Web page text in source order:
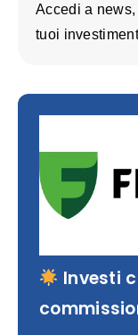
Accedi a
tuoi
Investi